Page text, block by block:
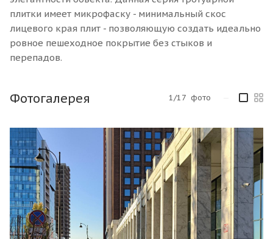
плитки имеет микрофаску - минимальный скос
лицевого края плит - позволяющую создать идеально
ровное пешеходное покрытие без стыков и
перепадов.
Фотогалерея 1/17 фото